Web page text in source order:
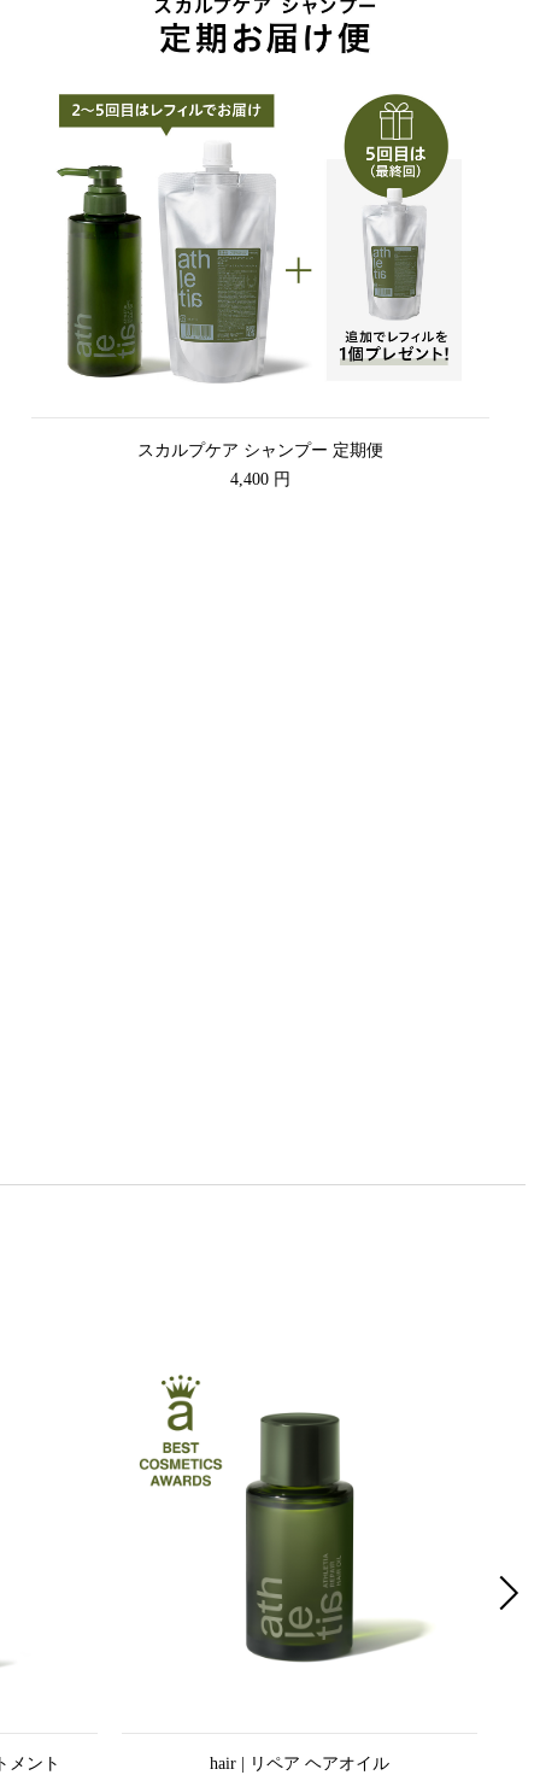
スカルプケア シャンプー 定期便
4,400 円
メント
hair | リペア ヘアオイル